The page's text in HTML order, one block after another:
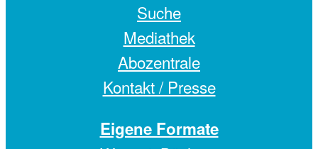
Suche
Mediathek
Abozentrale
Kontakt / Presse
Eigene Formate